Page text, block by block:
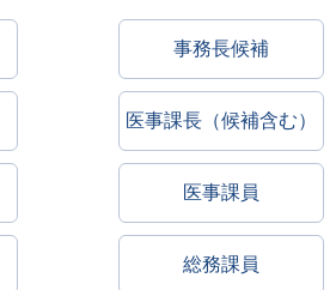
事務長候補
医事課長（候補含む）
医事課員
総務課員